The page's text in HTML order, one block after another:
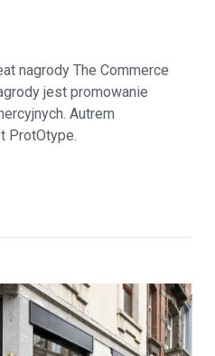
nagrody The Commerce
jest promowanie
Autrem
ProtOtype.